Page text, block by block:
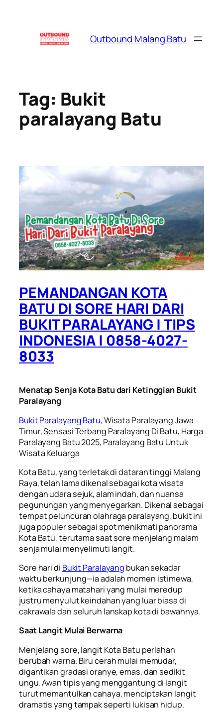
Outbound Malang Batu
Tag: Bukit
paralayang Batu
PEMANDANGAN KOTA
BATU DI SORE HARI DARI
BUKIT PARALAYANG | TIPS
INDONESIA | 0858-4027-
8033
Menatap Senja Kota Batu dari Ketinggian Bukit
Paralayang
Bukit Paralayang Batu, Wisata Paralayang Jawa
Timur, Sensasi Terbang Paralayang Di Batu, Harga
Paralayang Batu 2025, Paralayang Batu Untuk
Wisata Keluarga
Kota Batu, yang terletak di dataran tinggi Malang
Raya, telah lama dikenal sebagai kota wisata
dengan udara sejuk, alam indah, dan nuansa
pegunungan yang menyegarkan. Dikenal sebagai
tempat peluncuran olahraga paralayang, bukit ini
juga populer sebagai spot menikmati panorama
Kota Batu, terutama saat sore menjelang malam
senja mulai menyelimuti langit.
Sore hari di Bukit Paralayang bukan sekadar
waktu berkunjung—ia adalah momen istimewa,
ketika cahaya matahari yang mulai meredup
justru menyulut keindahan yang luar biasa di
cakrawala dan seluruh lanskap kota di bawahnya.
Saat Langit Mulai Berwarna
Menjelang sore, langit Kota Batu perlahan
berubah warna. Biru cerah mulai memudar,
digantikan gradasi oranye, emas, dan sedikit
ungu. Awan tipis yang menggantung di langit
turut memantulkan cahaya, menciptakan langit
dramatis yang tampak seperti lukisan hidup.